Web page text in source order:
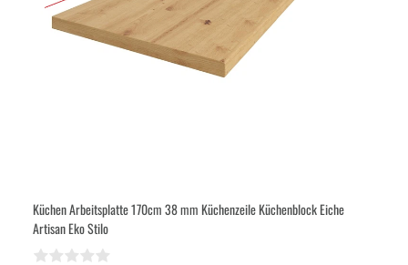
Küchen Arbeitsplatte 170cm 38 mm Küchenzeile Küchenblock Eiche
Artisan Eko Stilo